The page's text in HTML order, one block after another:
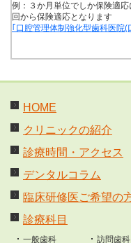
例：３か月単位でしか保険適
回から保険適応となります
｢口腔管理体制強化型歯科医院
HOME
クリニックの紹介
診療時間・アクセス
デンタルコラム
臨床研修医ご希望の
診療科目
一般歯科 訪問歯科